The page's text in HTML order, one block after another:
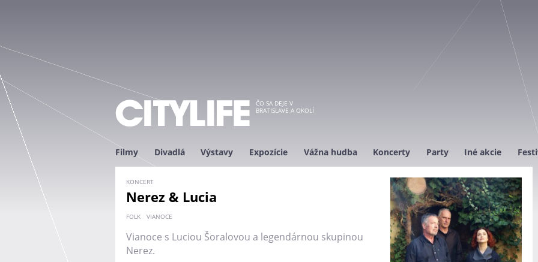
ČO SA DEJE V
BRATISLAVE A OKOLÍ
Filmy Divadlá Výstavy Expozície Vážna hudba Koncerty Party Iné akcie
KONCERT
Nerez & Lucia
FOLK VIANOCE
Vianoce s Luciou Šoralovou a legendárnou skupinou
Nerez.